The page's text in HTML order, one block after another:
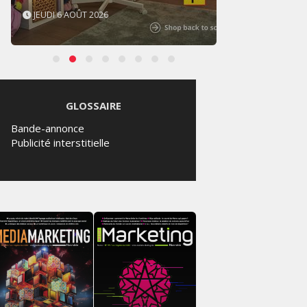
JEUDI 6 AOÛT 2026
GLOSSAIRE
Bande-annonce
Publicité interstitielle